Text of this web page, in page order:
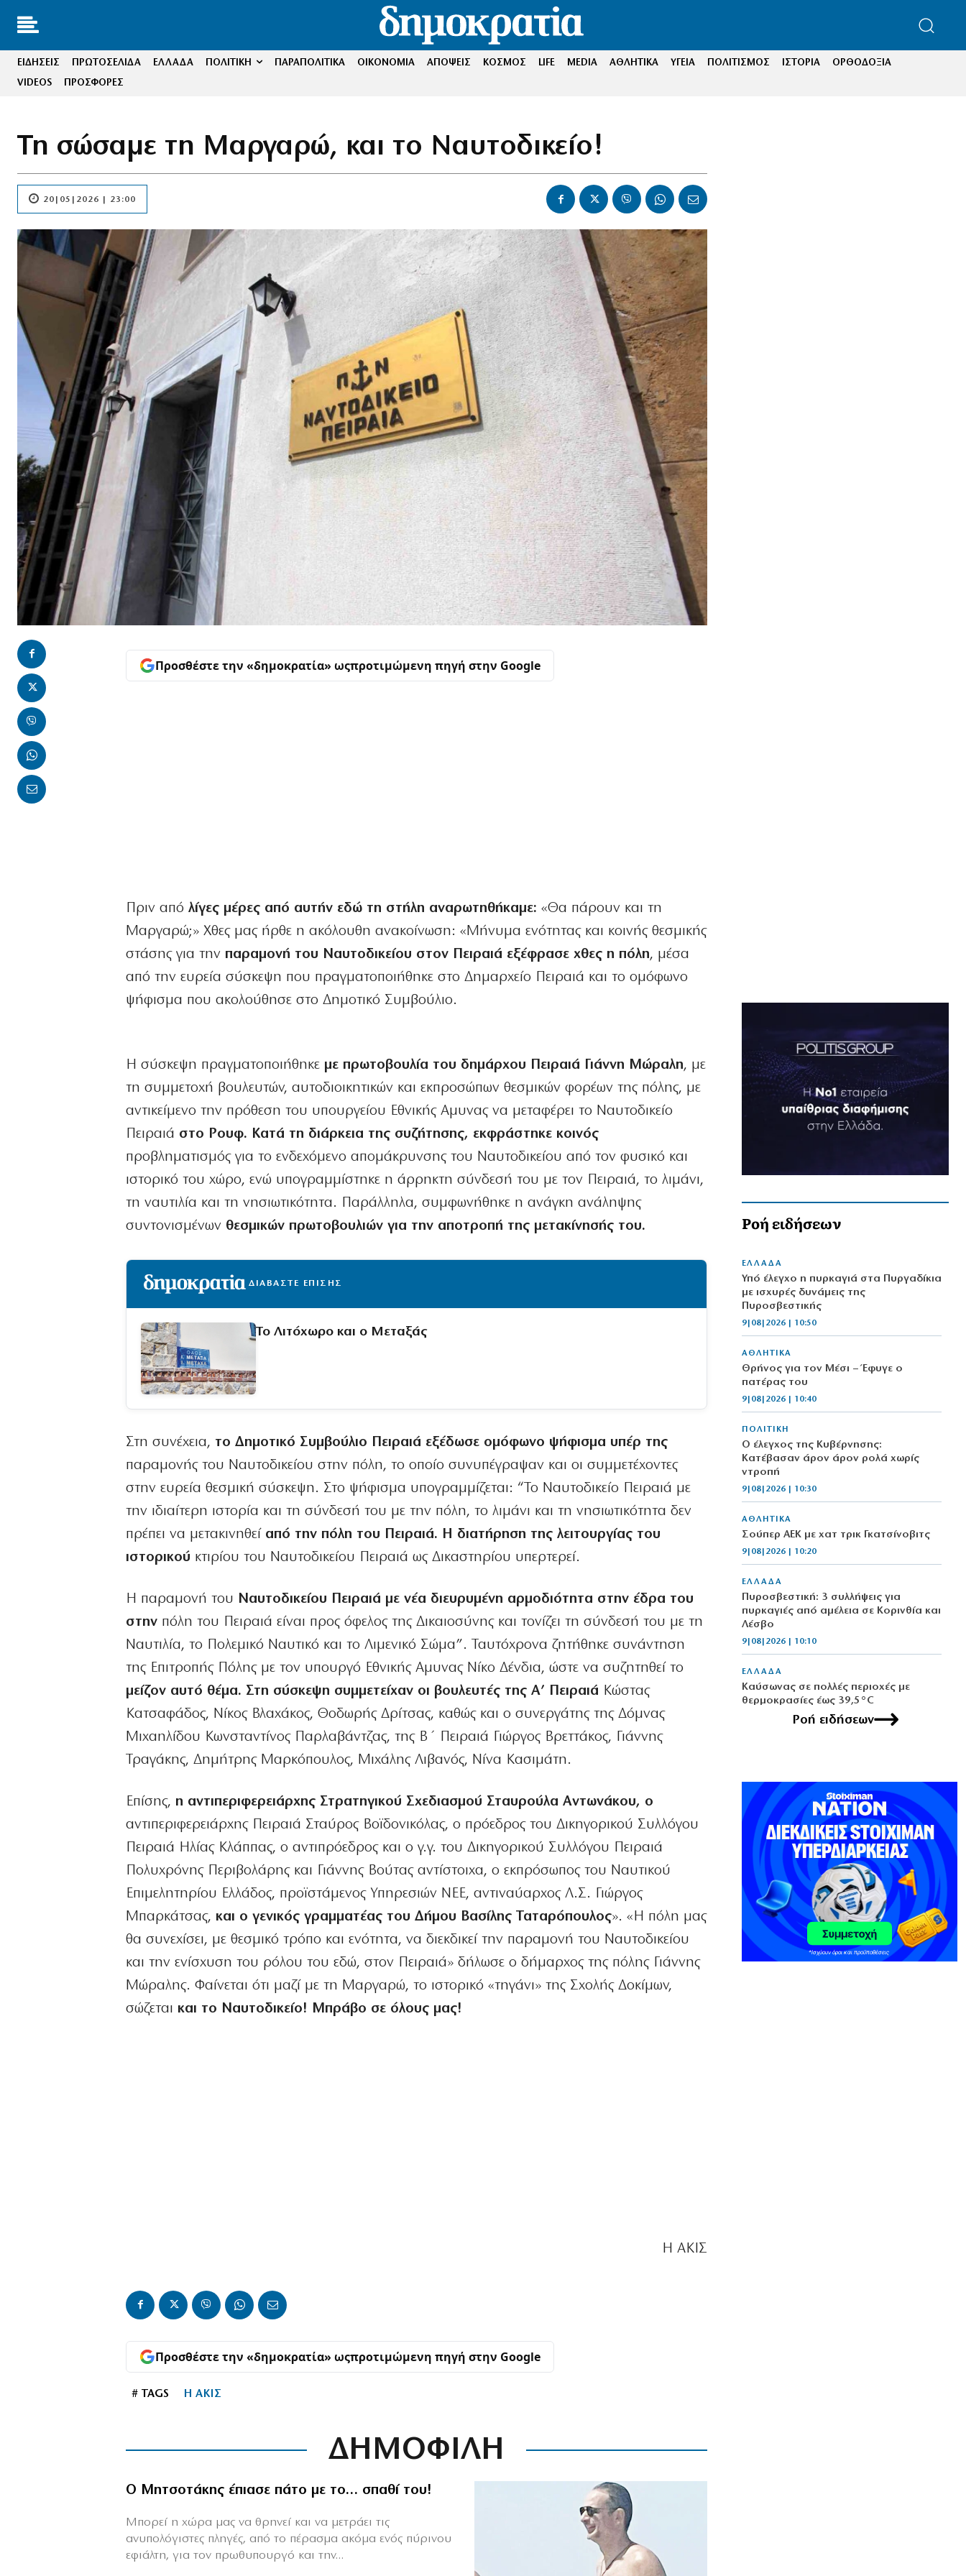
ΕΙΔΗΣΕΙΣ ΠΡΩΤΟΣΕΛΙΔΑ ΕΛΛΑΔΑ ΠΟΛΙΤΙΚΗ ΠΑΡΑΠΟΛΙΤΙΚΑ ΟΙΚΟΝΟΜΙΑ ΑΠΟΨΕΙΣ ΚΟΣΜΟΣ LIFE MEDIA ΑΘΛΗΤΙΚΑ ΥΓΕΙΑ ΠΟΛΙΤΙΣΜΟΣ ΙΣΤΟΡΙΑ
ΟΡΘΟΔΟΞΙΑ
VIDEOS
ΠΡΟΣΦΟΡΕΣ
Τη σώσαμε τη Μαργαρώ, και το Ναυτοδικείο!
20|05|2026 | 23:00
Προσθέστε την «δημοκρατία» ωςπροτιμώμενη πηγή στην Google
Πριν απόλίγες μέρες από αυτήν εδώ τη στήλη αναρωτηθήκαμε: «Θα πάρουν και τη
Μαργαρώ;» Χθες μας ήρθε η ακόλουθη ανακοίνωση: «Μήνυμα ενότητας και κοινής θεσμικής
στάσης για την παραμονή του Ναυτοδικείου στον Πειραιά εξέφρασε χθες η πόλη, μέσα
από την ευρεία σύσκεψη που πραγματοποιήθηκε στο Δημαρχείο Πειραιά και το ομόφωνο
ψήφισμα που ακολούθησε στο Δημοτικό Συμβούλιο.
Η σύσκεψη πραγματοποιήθηκε με πρωτοβουλία του δημάρχου Πειραιά Γιάννη Μώραλη, με
τη συμμετοχή βουλευτών, αυτοδιοικητικών και εκπροσώπων θεσμικών φορέων της πόλης, με
αντικείμενο την πρόθεση του υπουργείου Εθνικής Αμυνας να μεταφέρει το Ναυτοδικείο
Πειραιά στο Ρουφ. Κατά τη διάρκεια της συζήτησης, εκφράστηκε κοινός
προβληματισμός για το ενδεχόμενο απομάκρυνσης του Ναυτοδικείου από τον φυσικό και
ιστορικό του χώρο, ενώ υπογραμμίστηκε η άρρηκτη σύνδεσή του με τον Πειραιά, το λιμάνι,
τη ναυτιλία και τη νησιωτικότητα. Παράλληλα, συμφωνήθηκε η ανάγκη ανάληψης
συντονισμένων θεσμικών πρωτοβουλιών για την αποτροπή της μετακίνησής του.
ΔΙΑΒΑΣΤΕ ΕΠΙΣΗΣ
Το Λιτόχωρο και ο Μεταξάς
Στη συνέχεια, το Δημοτικό Συμβούλιο Πειραιά εξέδωσε ομόφωνο ψήφισμα υπέρ της
παραμονής του Ναυτοδικείου στην πόλη, το οποίο συνυπέγραψαν και οι συμμετέχοντες
στην ευρεία θεσμική σύσκεψη. Στο ψήφισμα υπογραμμίζεται: “Το Ναυτοδικείο Πειραιά με
την ιδιαίτερη ιστορία και τη σύνδεσή του με την πόλη, το λιμάνι και τη νησιωτικότητα δεν
πρέπει να μετακινηθεί από την πόλη του Πειραιά. Η διατήρηση της λειτουργίας του
ιστορικού κτιρίου του Ναυτοδικείου Πειραιά ως Δικαστηρίου υπερτερεί.
Η παραμονή του Ναυτοδικείου Πειραιά με νέα διευρυμένη αρμοδιότητα στην έδρα του
στην πόλη του Πειραιά είναι προς όφελος της Δικαιοσύνης και τονίζει τη σύνδεσή του με τη
Ναυτιλία, το Πολεμικό Ναυτικό και το Λιμενικό Σώμα”. Ταυτόχρονα ζητήθηκε συνάντηση
της Επιτροπής Πόλης με τον υπουργό Εθνικής Αμυνας Νίκο Δένδια, ώστε να συζητηθεί το
μείζον αυτό θέμα. Στη σύσκεψη συμμετείχαν οι βουλευτές της Α’ Πειραιά Κώστας
Κατσαφάδος, Νίκος Βλαχάκος, Θοδωρής Δρίτσας, καθώς και ο συνεργάτης της Δόμνας
Μιχαηλίδου Κωνσταντίνος Παρλαβάντζας, της Β΄ Πειραιά Γιώργος Βρεττάκος, Γιάννης
Τραγάκης, Δημήτρης Μαρκόπουλος, Μιχάλης Λιβανός, Νίνα Κασιμάτη.
Επίσης, η αντιπεριφερειάρχης Στρατηγικού Σχεδιασμού Σταυρούλα Αντωνάκου, ο
αντιπεριφερειάρχης Πειραιά Σταύρος Βοϊδονικόλας, ο πρόεδρος του Δικηγορικού Συλλόγου
Πειραιά Ηλίας Κλάππας, ο αντιπρόεδρος και ο γ.γ. του Δικηγορικού Συλλόγου Πειραιά
Πολυχρόνης Περιβολάρης και Γιάννης Βούτας αντίστοιχα, ο εκπρόσωπος του Ναυτικού
Επιμελητηρίου Ελλάδος, προϊστάμενος Υπηρεσιών ΝΕΕ, αντιναύαρχος Λ.Σ. Γιώργος
Μπαρκάτσας, και ο γενικός γραμματέας του Δήμου Βασίλης Ταταρόπουλος». «Η πόλη μας
θα συνεχίσει, με θεσμικό τρόπο και ενότητα, να διεκδικεί την παραμονή του Ναυτοδικείου
και την ενίσχυση του ρόλου του εδώ, στον Πειραιά» δήλωσε ο δήμαρχος της πόλης Γιάννης
Μώραλης. Φαίνεται ότι μαζί με τη Μαργαρώ, το ιστορικό «τηγάνι» της Σχολής Δοκίμων,
σώζεται και το Ναυτοδικείο! Μπράβο σε όλους μας!
Η ΑΚΙΣ
Προσθέστε την «δημοκρατία» ωςπροτιμώμενη πηγή στην Google
# TAGS Η ΑΚΙΣ
ΔΗΜΟΦΙΛΗ
Ο Μητσοτάκης έπιασε πάτο με το… σπαθί του!
Mπορεί η χώρα μας να θρηνεί και να μετράει τις
ανυπολόγιστες πληγές, από το πέρασμα ακόμα ενός πύρινου
εφιάλτη, για τον πρωθυπουργό και την...
Ροή ειδήσεων
ΕΛΛΑΔΑ
Υπό έλεγχο η πυρκαγιά στα Πυργαδίκια
με ισχυρές δυνάμεις της
Πυροσβεστικής
9|08|2026 | 10:50
ΑΘΛΗΤΙΚΑ
Θρήνος για τον Μέσι – Έφυγε ο
πατέρας του
9|08|2026 | 10:40
ΠΟΛΙΤΙΚΗ
Ο έλεγχος της Κυβέρνησης:
Κατέβασαν άρον άρον ρολά χωρίς
ντροπή
9|08|2026 | 10:30
ΑΘΛΗΤΙΚΑ
Σούπερ ΑΕΚ με χατ τρικ Γκατσίνοβιτς
9|08|2026 | 10:20
ΕΛΛΑΔΑ
Πυροσβεστική: 3 συλλήψεις για
πυρκαγιές από αμέλεια σε Κορινθία και
Λέσβο
9|08|2026 | 10:10
ΕΛΛΑΔΑ
Καύσωνας σε πολλές περιοχές με
θερμοκρασίες έως 39,5°C
9|08|2026 | 10:00
Σαουδική Αραβία και Πακιστάν
9|08|2026 | 9:50
ΕΛΛΑΔΑ
Πάρος: 4χρονο αγόρι πνίγηκε σε
πισίνα beach bar
9|08|2026 | 9:40
ΟΙΚΟΝΟΜΙΑ
Πρόστιμα POS: Τι ισχύει με τους
ελέγχους και τα όρια της ΑΑΔΕ
9|08|2026 | 9:30
Ροή ειδήσεων